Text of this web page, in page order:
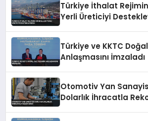
Türkiye İthalat
Yerli Üreticiyi
Türkiye ve KKTC
Anlaşmasını İmzaladı
Otomotiv Yan
Dolarlık İhracatla